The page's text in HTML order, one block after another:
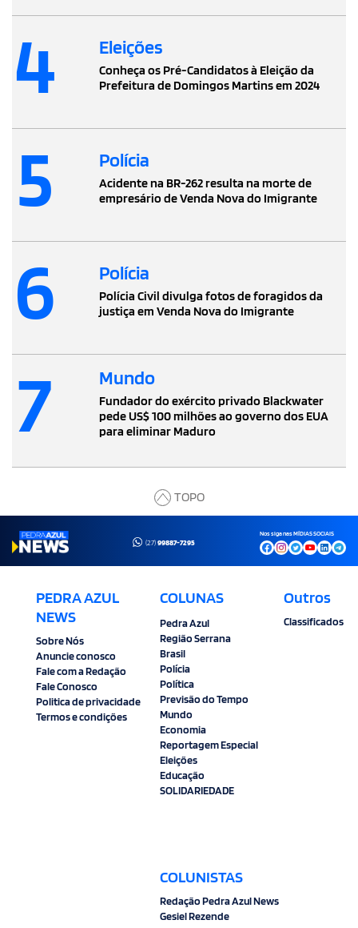
4 Eleições
Conheça os Pré-Candidatos à Eleição da
Prefeitura de Domingos Martins em 2024
5 Polícia
Acidente na BR-262 resulta na morte de
empresário de Venda Nova do Imigrante
6 Polícia
Polícia Civil divulga fotos de foragidos da
justiça em Venda Nova do Imigrante
7 Mundo
Fundador do exército privado Blackwater
pede US$ 100 milhões ao governo dos EUA
para eliminar Maduro
TOPO
(27)99887-7295
Nos siga nas MÍDIAS SOCIAIS
PEDRA AZUL
NEWS
Sobre Nós
Anuncie conosco
Fale com a Redação
Fale Conosco
Politica de privacidade
Termos e condições
COLUNAS
Pedra Azul
Região Serrana
Brasil
Polícia
Política
Previsão do Tempo
Mundo
Economia
Reportagem Especial
Eleições
Educação
SOLIDARIEDADE
COLUNISTAS
Redação Pedra Azul News
Gesiel Rezende
Outros
Classificados